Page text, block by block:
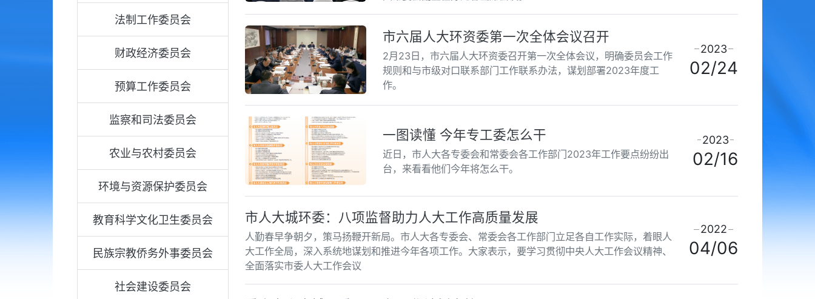
法制工作委员会
财政经济委员会
预算工作委员会
监察和司法委员会
农业与农村委员会
环境与资源保护委员会
教育科学文化卫生委员会
民族宗教侨务外事委员会
社会建设委员会
市六届人大环资委第一次全体会议召开
2月23日，市六届人大环资委召开第一次全体会议，明确委员会工作
规则和与市级对口联系部门工作联系办法，谋划部署2023年度工
作。
2023
02/24
一图读懂 今年专工委怎么干
近日，市人大各专委会和常委会各工作部门2023年工作要点纷纷出
台，来看看他们今年将怎么干。
2023
02/16
市人大城环委：八项监督助力人大工作高质量发展
人勤春早争朝夕，策马扬鞭开新局。市人大各专委会、常委会各工作部门立足各自工作实际，着眼人
大工作全局，深入系统地谋划和推进今年各项工作。大家表示，要学习贯彻中央人大工作会议精神、
全面落实市委人大工作会议
2022
04/06